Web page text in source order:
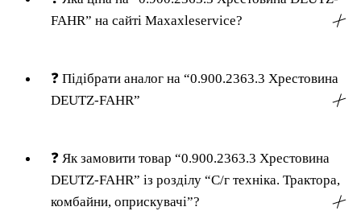
FAHR” на сайті Maxaxleservice?
╳
❓ Підібрати аналог на “0.900.2363.3 Хрестовина
DEUTZ-FAHR”
╳
❓ Як замовити товар “0.900.2363.3 Хрестовина
DEUTZ-FAHR” із розділу “С/г техніка. Трактора,
комбайни, оприскувачі”?
╳